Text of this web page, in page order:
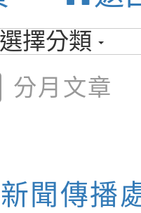
及活動介
政府家庭
課程資
鮮人」
、「青少
孫樂淘桃
年「暑
」LED
政策宣導
實保護青
政府LED
訊
政府LED
通短片
柵國民
園地
選擇分類
分月文章
聞傳播